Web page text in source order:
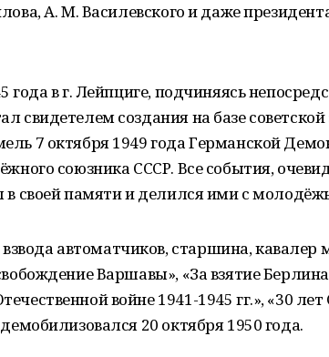
А. М. Василевского и даже
года в г. Лейпциге, подчиняясь
свидетелем создания на базе
7 октября 1949 года Германской
союзника СССР. Все события,
в своей памяти и делился ими с
автоматчиков, старшина, кавалер
Варшавы», «За взятие
войне 1941-1945 гг.», «30
20 октября 1950 года.